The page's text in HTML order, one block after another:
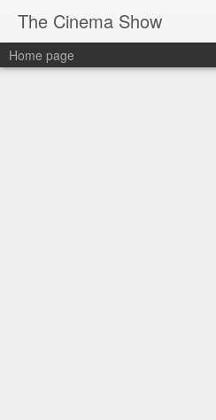
The Cinema Show
Home page